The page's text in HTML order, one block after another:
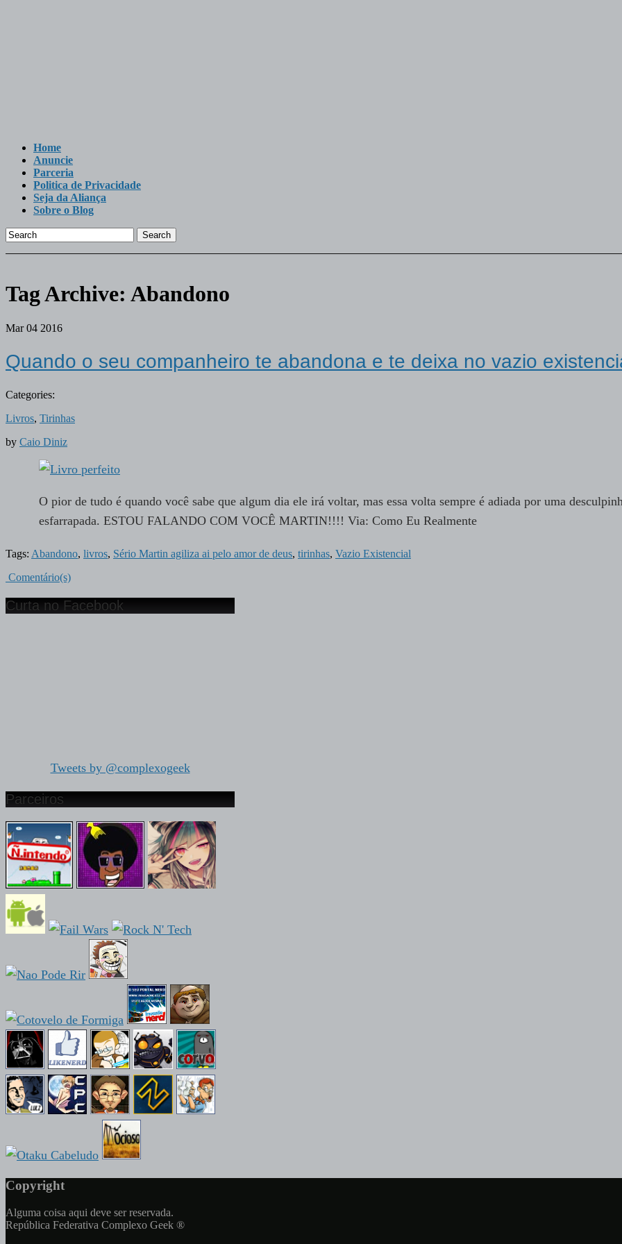
Home
Anuncie
Parceria
Politica de Privacidade
Seja da Aliança
Sobre o Blog
Search
Tag Archive: Abandono
Mar 04 2016
Quando o seu companheiro te abandona e te deixa no vazio
Categories:
Livros, Tirinhas
by Caio Diniz
O pior de tudo é quando você sabe que algum dia ele irá voltar, mas essa volta sempre é adiada por uma
esfarrapada. ESTOU FALANDO COM VOCÊ MARTIN!!!! Via: Como Eu Realmente
Tags: Abandono, livros, Sério Martin agiliza ai pelo amor de deus, tirinhas, Vazio Existencial
Comentário(s)
Curta no Facebook
Tweets by @complexogeek
Parceiros
Copyright
Alguma coisa aqui deve ser reservada.
República Federativa Complexo Geek ®